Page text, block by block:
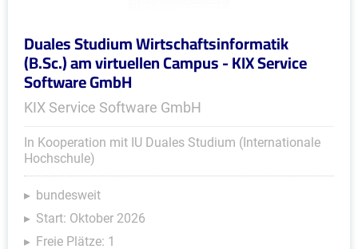
Duales Studium Wirtschaftsinformatik
(B.Sc.) am virtuellen Campus - KIX Service
Software GmbH
KIX Service Software GmbH
In Kooperation mit IU Duales Studium (Internationale
Hochschule)
bundesweit
Start: Oktober 2026
Freie Plätze: 1